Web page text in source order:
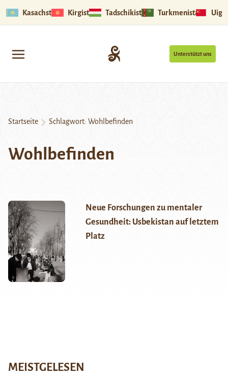
Kasachstan Kirgistan Tadschikistan Turkmenistan
Unterstützt uns
Startseite Schlagwort: Wohlbefinden
Wohlbefinden
Neue Forschungen zu mentaler
Gesundheit: Usbekistan auf letztem
Platz
MEISTGELESEN